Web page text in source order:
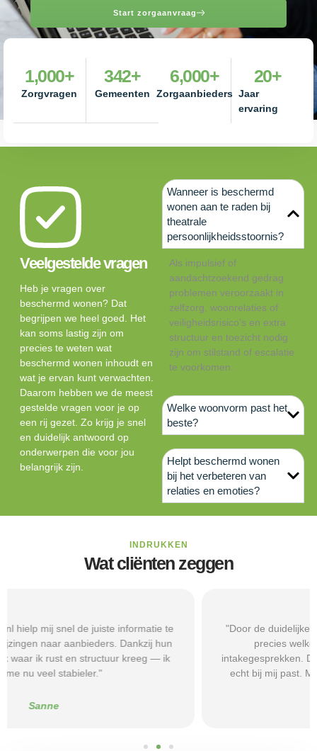
Start zorgaanvraag
Zorgvragen
1,000+
Gemeenten
342+
Zorgaanbieders
6,000+
Jaar
ervaring
20+
Veelgestelde vragen
Heb je vragen over
beschermd wonen? Dat
begrijpen we heel goed. Het
kan soms lastig zijn om
precies te weten wat
beschermd wonen inhoudt en
wat je ervan kunt verwachten.
Daarom hebben we de meest
gestelde vragen voor je op
een rij gezet. Zo krijg je snel
en duidelijk antwoord op
onderwerpen die voor jou
belangrijk zijn.
Wanneer is beschermd
wonen aan te raden bij
theatrale
persoonlijkheidsstoornis?
Als impulsief of
aandachtzoekend gedrag
problemen veroorzaakt in
zelfzorg, woonrelaties of
veiligheidsrisico’s en extra
structuur en toezicht nodig
zijn om stilstand of escalatie
te voorkomen.
Welke woonvorm past het
beste?
Helpt beschermd wonen
bij het verbeteren van
relaties en emoties?
INDRUKKEN
Wat cliënten zeggen
"Door de duidelijke uitleg op Beschermd-Wonen.nl wist ik
precies welke vragen ik moest stellen tijdens
intakegesprekken. Daardoor kwam ik bij een aanbieder die
echt bij mij past. Mijn zelfstandigheid is flink verbeterd."